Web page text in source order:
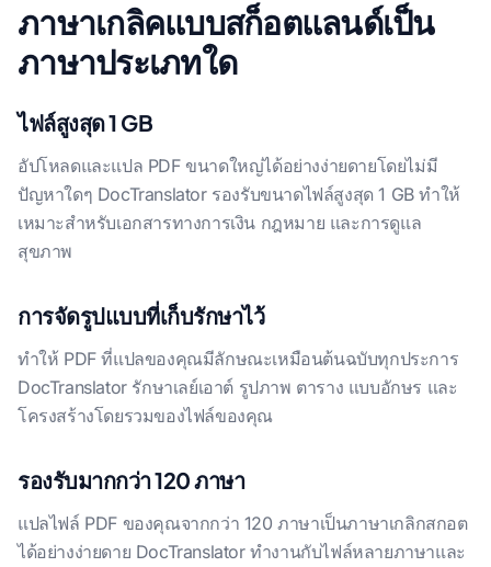
ภาษาเกลิคแบบสก็อตแลนด์เป็น
ภาษาประเภทใด
ไฟล์สูงสุด 1 GB
อัปโหลดและแปล PDF ขนาดใหญ่ได้อย่างง่ายดายโดยไม่มี
ปัญหาใดๆ DocTranslator รองรับขนาดไฟล์สูงสุด 1 GB ทําให้
เหมาะสําหรับเอกสารทางการเงิน กฎหมาย และการดูแล
สุขภาพ
การจัดรูปแบบที่เก็บรักษาไว้
ทําให้ PDF ที่แปลของคุณมีลักษณะเหมือนต้นฉบับทุกประการ
DocTranslator รักษาเลย์เอาต์ รูปภาพ ตาราง แบบอักษร และ
โครงสร้างโดยรวมของไฟล์ของคุณ
รองรับมากกว่า 120 ภาษา
แปลไฟล์ PDF ของคุณจากกว่า 120 ภาษาเป็นภาษาเกลิกสกอต
ได้อย่างง่ายดาย DocTranslator ทํางานกับไฟล์หลายภาษาและ